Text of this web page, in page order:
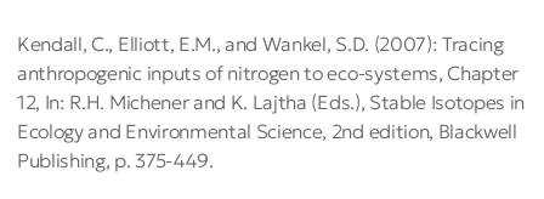
Kendall, C., Elliott, E.M., and Wankel, S.D. (2007): Tracing
anthropogenic inputs of nitrogen to eco-systems, Chapter
12, In: R.H. Michener and K. Lajtha (Eds.), Stable Isotopes in
Ecology and Environ­mental Science, 2nd edition, Blackwell
Publishing, p. 375-449.